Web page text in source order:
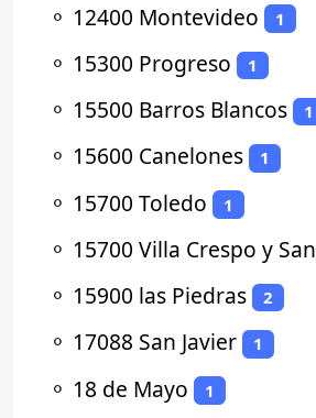
⚬ 12400 Montevideo 1
⚬ 15300 Progreso 1
⚬ 15500 Barros Blancos 1
⚬ 15600 Canelones 1
⚬ 15700 Toledo 1
⚬ 15700 Villa Crespo y
⚬ 15900 las Piedras 2
⚬ 17088 San Javier 1
⚬ 18 de Mayo 1